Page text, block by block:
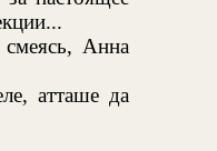
Анна
атташе да